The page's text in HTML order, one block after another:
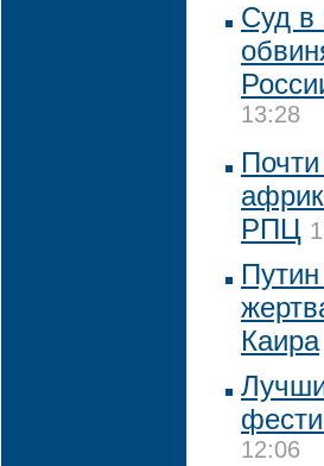
Суд в
13:28
РПЦ
Каира
12:06